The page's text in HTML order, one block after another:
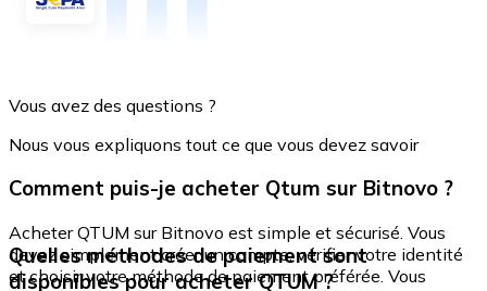
Vous avez des questions ?
Nous vous expliquons tout ce que vous devez savoir
Comment puis-je acheter Qtum sur Bitnovo ?
Acheter QTUM sur Bitnovo est simple et sécurisé. Vous
devez simplement créer un compte, vérifier votre identité
et choisir votre méthode de paiement préférée. Vous
Quelles méthodes de paiement sont
disponibles pour acheter QTUM ?